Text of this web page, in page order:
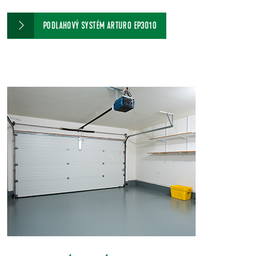
PODLAHOVÝ SYSTÉM ARTURO EP3010